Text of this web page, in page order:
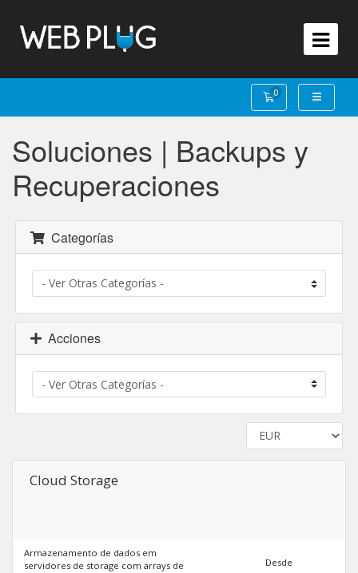
0Carro de Pedidos
Soluciones | Backups y
Recuperaciones
Categorías
Acciones
Cloud Storage
Armazenamento de dados em
servidores de storage com arrays de
Desde